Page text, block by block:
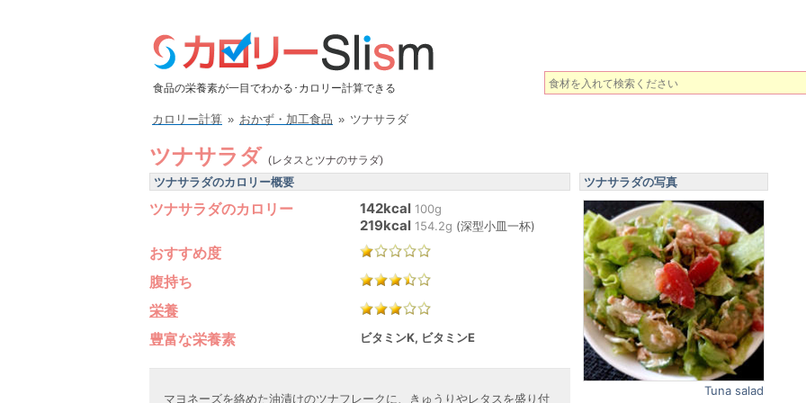
食品の栄養素が一目でわかる･カロリー計算できる
カロリー計算 » おかず・加工食品 » ツナサラダ
ツナサラダ (レタスとツナのサラダ)
ツナサラダのカロリー概要
ツナサラダのカロリー 142kcal 100g
219kcal 154.2g (深型小皿一杯)
おすすめ度
腹持ち
栄養
豊富な栄養素
ビタミンK, ビタミンE
マヨネーズを絡めた油漬けのツナフレークに、きゅうりやレタスを盛り付
ツナサラダの写真
Tuna salad